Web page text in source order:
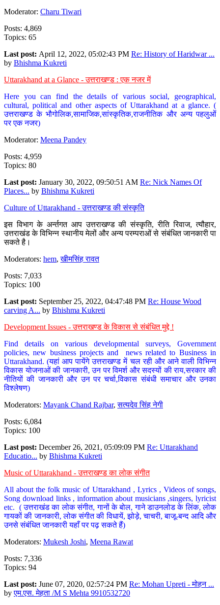
Moderator: Charu Tiwari
Posts: 4,869
Topics: 65
Last post: April 12, 2022, 05:02:43 PM Re: History of Haridwar ...
by Bhishma Kukreti
Uttarakhand at a Glance - उत्तराखण्ड : एक नजर में
Here you can find the details of various social, geographical,
cultural, political and other aspects of Uttarakhand at a glance. (
उत्तराखण्ड के भौगोलिक,सामाजिक,सांस्कृतिक,राजनीतिक और अन्य पहलुओं
पर एक नजर)
Moderator: Meena Pandey
Posts: 4,959
Topics: 80
Last post: January 30, 2022, 09:50:51 AM Re: Nick Names Of
Places... by Bhishma Kukreti
Culture of Uttarakhand - उत्तराखण्ड की संस्कृति
इस विभाग के अर्न्तगत आप उत्तराखण्ड की संस्कृति, रीति रिवाज, त्यौहार,
उत्तराखंड के विभिन्न स्थानीय मेलों और अन्य परम्पराओं से संबंधित जानकारी पा
सकते है।
Moderators: hem,खीमसिंह रावत
Posts: 7,033
Topics: 100
Last post: September 25, 2022, 04:47:48 PM Re: House Wood
carving A... by Bhishma Kukreti
Development Issues - उत्तराखण्ड के विकास से संबंधित मुद्दे !
Find details on various developmental surveys, Government
policies, new business projects and news related to Business in
Uttarakhand. (यहां आप पायेंगे उत्तराखण्ड में चल रही और आने वाली विभिन्न
विकास योजनाओं की जानकारी, उन पर विमर्श और सदस्यों की राय,सरकार की
नीतियों की जानकारी और उन पर चर्चा,विकास संबंधी समाचार और उनका
विश्लेषण)
Moderators: Mayank Chand Rajbar,सत्यदेव सिंह नेगी
Posts: 6,084
Topics: 100
Last post: December 26, 2021, 05:09:09 PM Re: Uttarakhand
Educatio... by Bhishma Kukreti
Music of Uttarakhand - उत्तराखण्ड का लोक संगीत
All about the folk music of Uttarakhand , Lyrics , Videos of songs,
Song download links , information about musicians ,singers, lyricist
etc. ( उत्तराखंड का लोक संगीत, गानों के बोल, गाने डाउनलोड के लिंक, लोक
गायकों की जानकारी, लोक संगीत की विधायें, झोड़े, चाचरी, बाजू-बन्द आदि और
उनसे संबंधित जानकारी यहाँ पर पढ़ सकते हैं)
Moderators: Mukesh Joshi, Meena Rawat
Posts: 7,336
Topics: 94
Last post: June 07, 2020, 02:57:24 PM Re: Mohan Upreti - मोहन ...
byएम.एस. मेहता /M S Mehta 9910532720